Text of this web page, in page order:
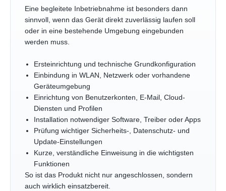
Eine begleitete Inbetriebnahme ist besonders dann
sinnvoll, wenn das Gerät direkt zuverlässig laufen soll
oder in eine bestehende Umgebung eingebunden
werden muss.
Ersteinrichtung und technische Grundkonfiguration
Einbindung in WLAN, Netzwerk oder vorhandene
Geräteumgebung
Einrichtung von Benutzerkonten, E-Mail, Cloud-
Diensten und Profilen
Installation notwendiger Software, Treiber oder Apps
Prüfung wichtiger Sicherheits-, Datenschutz- und
Update-Einstellungen
Kurze, verständliche Einweisung in die wichtigsten
Funktionen
So ist das Produkt nicht nur angeschlossen, sondern
auch wirklich einsatzbereit.